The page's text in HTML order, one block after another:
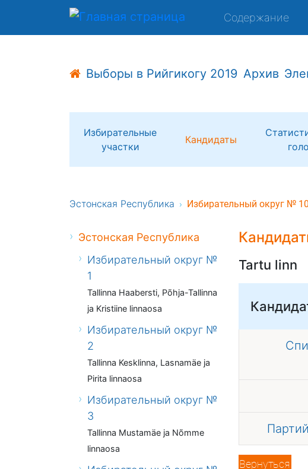
Содержание
Выборы в Рийгикогу 2019 Архив
Избирательные
участки
Кандидаты
Эстонская Республика Избирательный округ № 10
Эстонская Республика
Избирательный округ №
1
Tallinna Haabersti, Põhja-Tallinna
ja Kristiine linnaosa
Избирательный округ №
2
Tallinna Kesklinna, Lasnamäe ja
Pirita linnaosa
Избирательный округ №
3
Tallinna Mustamäe ja Nõmme
linnaosa
Tartu linn
Вернуться